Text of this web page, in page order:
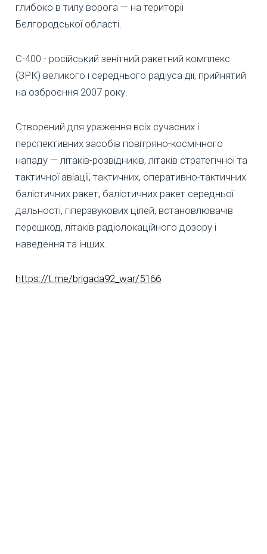
глибоко в тилу ворога — на території
Бєлгородської області.
С-400 - російський зенітний ракетний комплекс
(ЗРК) великого і середнього радіуса дії, прийнятий
на озброєння 2007 року.
Створений для ураження всіх сучасних і
перспективних засобів повітряно-космічного
нападу — літаків-розвідників, літаків стратегічної та
тактичної авіації, тактичних, оперативно-тактичних
балістичних ракет, балістичних ракет середньої
дальності, гіперзвукових цілей, встановлювачів
перешкод, літаків радіолокаційного дозору і
наведення та інших.
https://t.me/brigada92_war/5166